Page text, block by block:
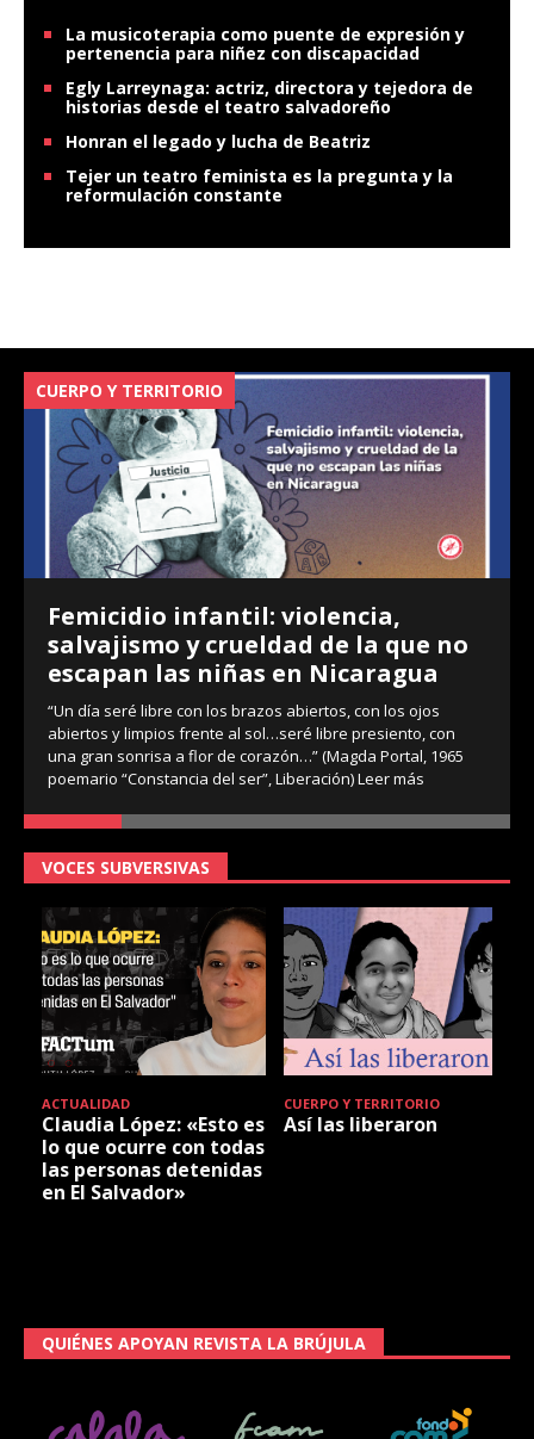
La musicoterapia como puente de expresión y
pertenencia para niñez con discapacidad
Egly Larreynaga: actriz, directora y tejedora de
historias desde el teatro salvadoreño
Honran el legado y lucha de Beatriz
Tejer un teatro feminista es la pregunta y la
reformulación constante
CUERPO Y TERRITORIO
Femicidio infantil: violencia,
salvajismo y crueldad de la que no
escapan las niñas en Nicaragua
“Un día seré libre con los brazos abiertos, con los ojos
abiertos y limpios frente al sol…seré libre presiento, con
una gran sonrisa a flor de corazón…” (Magda Portal, 1965
poemario “Constancia del ser”, Liberación)Leer más
VOCES SUBVERSIVAS
ACTUALIDAD
Claudia López: «Esto es
lo que ocurre con todas
las personas detenidas
en El Salvador»
CUERPO Y TERRITORIO
Así las liberaron
QUIÉNES APOYAN REVISTA LA BRÚJULA